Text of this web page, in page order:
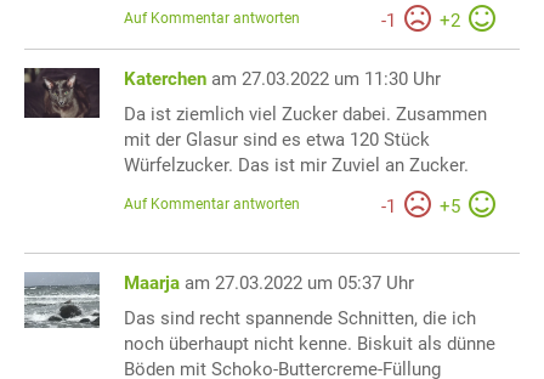
-1 +2
Auf Kommentar antworten
Katerchen am 27.03.2022 um 11:30 Uhr
Da ist ziemlich viel Zucker dabei. Zusammen
mit der Glasur sind es etwa 120 Stück
Würfelzucker. Das ist mir Zuviel an Zucker.
-1 +5
Auf Kommentar antworten
Maarja am 27.03.2022 um 05:37 Uhr
Das sind recht spannende Schnitten, die ich
noch überhaupt nicht kenne. Biskuit als dünne
Böden mit Schoko-Buttercreme-Füllung